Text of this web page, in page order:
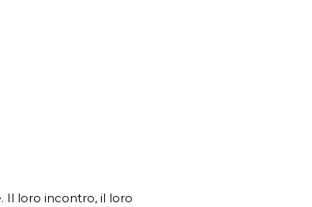
Il loro incontro, il loro